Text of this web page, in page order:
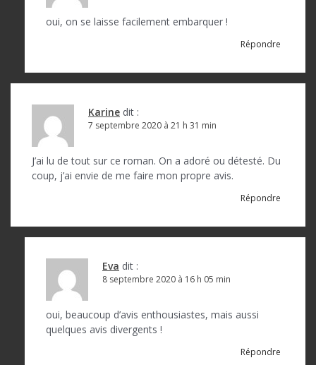
oui, on se laisse facilement embarquer !
Répondre
Karine dit :
7 septembre 2020 à 21 h 31 min
J’ai lu de tout sur ce roman. On a adoré ou détesté. Du
coup, j’ai envie de me faire mon propre avis.
Répondre
Eva dit :
8 septembre 2020 à 16 h 05 min
oui, beaucoup d’avis enthousiastes, mais aussi
quelques avis divergents !
Répondre